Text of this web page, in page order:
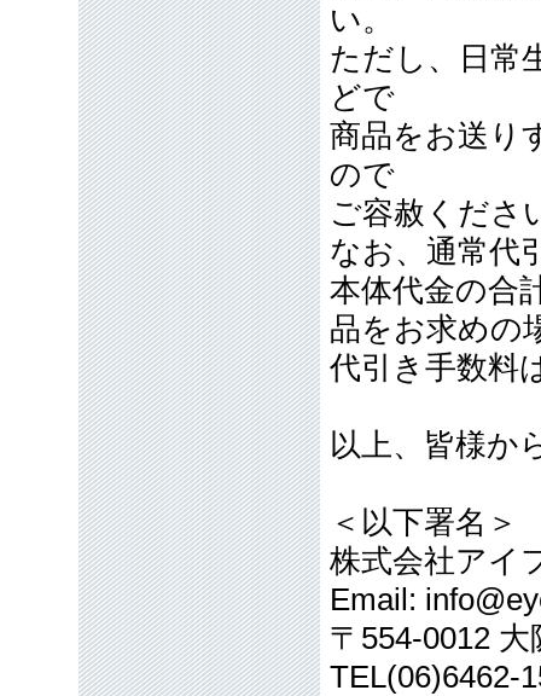
い。
ただし、日常
どで
商品をお送り
ので
ご容赦くださ
なお、通常代
本体代金の合
品をお求めの
代引き手数料
以上、皆様か
＜以下署名＞
株式会社アイ
Email:
〒554-0012
TEL(06)6462-